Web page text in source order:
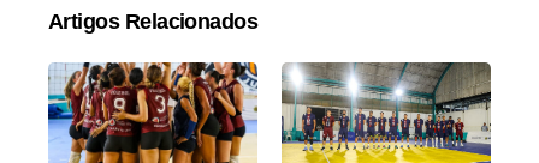
Artigos Relacionados